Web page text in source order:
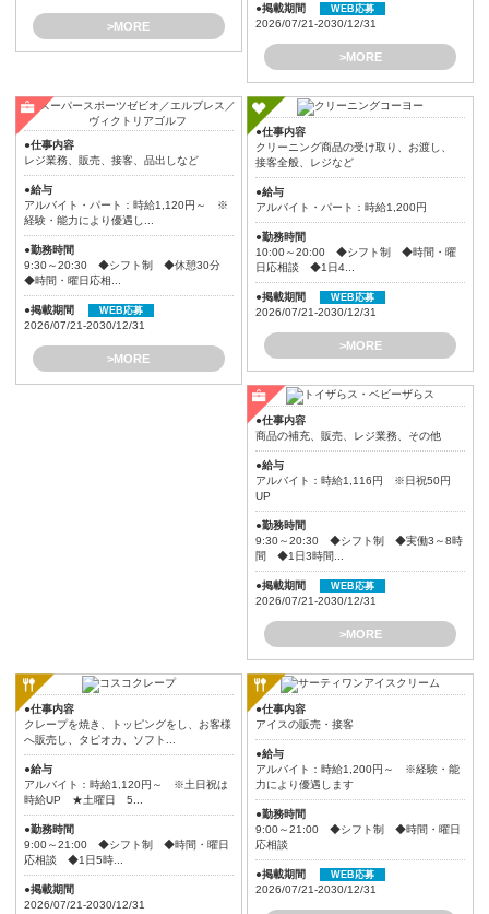
>MORE
●掲載期間 WEB応募
2026/07/21-2030/12/31
>MORE
●仕事内容
レジ業務、販売、接客、品出しなど
●給与
アルバイト・パート：時給1,120円～ ※
経験・能力により優遇し...
●勤務時間
9:30～20:30 ◆シフト制 ◆休憩30分
◆時間・曜日応相...
●掲載期間 WEB応募
2026/07/21-2030/12/31
>MORE
●仕事内容
クリーニング商品の受け取り、お渡し、
接客全般、レジなど
●給与
アルバイト・パート：時給1,200円
●勤務時間
10:00～20:00 ◆シフト制 ◆時間・曜
日応相談 ◆1日4...
●掲載期間 WEB応募
2026/07/21-2030/12/31
>MORE
●仕事内容
商品の補充、販売、レジ業務、その他
●給与
アルバイト：時給1,116円 ※日祝50円
UP
●勤務時間
9:30～20:30 ◆シフト制 ◆実働3～8時
間 ◆1日3時間...
●掲載期間 WEB応募
2026/07/21-2030/12/31
>MORE
●仕事内容
クレープを焼き、トッピングをし、お客様
へ販売し、タピオカ、ソフト...
●給与
アルバイト：時給1,120円～ ※土日祝は
時給UP ★土曜日 5...
●勤務時間
9:00～21:00 ◆シフト制 ◆時間・曜日
応相談 ◆1日5時...
●掲載期間
2026/07/21-2030/12/31
●仕事内容
アイスの販売・接客
●給与
アルバイト：時給1,200円～ ※経験・能
力により優遇します
●勤務時間
9:00～21:00 ◆シフト制 ◆時間・曜日
応相談
●掲載期間 WEB応募
2026/07/21-2030/12/31